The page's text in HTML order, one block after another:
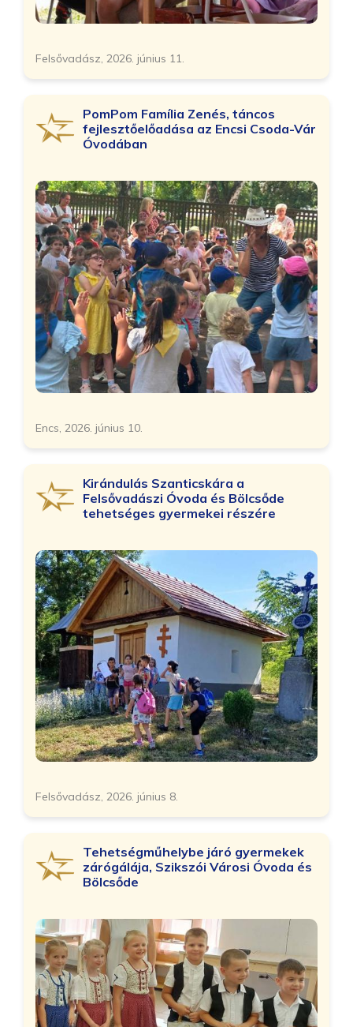
Felsővadász, 2026. június 11.
PomPom Família Zenés, táncos
fejlesztőelőadása az Encsi Csoda-Vár
Óvodában
Encs, 2026. június 10.
Kirándulás Szanticskára a
Felsővadászi Óvoda és Bölcsőde
tehetséges gyermekei részére
Felsővadász, 2026. június 8.
Tehetségműhelybe járó gyermekek
zárógálája, Szikszói Városi Óvoda és
Bölcsőde